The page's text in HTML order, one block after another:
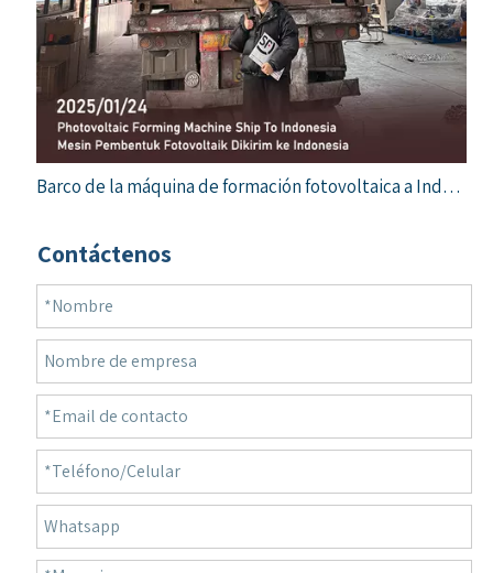
Barco de la máquina de formación fotovoltaica a Indonesia
Contáctenos